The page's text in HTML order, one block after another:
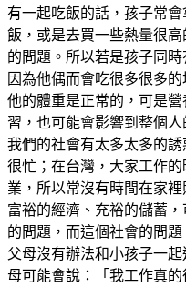
有一起吃飯的話，孩子常
飯，或是去買一些熱量很
的問題。所以若是孩子同
因為他偶而會吃很多很多
他的體重是正常的，可是
習，也可能會影響到整個人
我們的社會有太多太多的
很忙；在台灣，大家工作
業，所以常沒有時間在家
富裕的經濟、充裕的儲蓄
的問題，而這個社會的問
父母沒有辦法和小孩子一
母可能會說：「我工作真